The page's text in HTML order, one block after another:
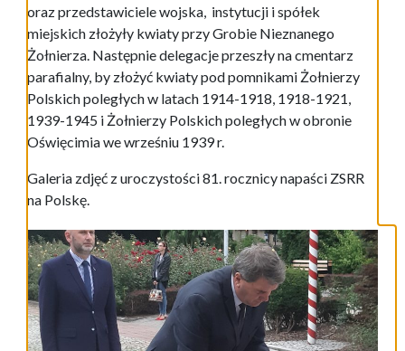
oraz przedstawiciele wojska, instytucji i spółek
miejskich złożyły kwiaty przy Grobie Nieznanego
Żołnierza. Następnie delegacje przeszły na cmentarz
parafialny, by złożyć kwiaty pod pomnikami Żołnierzy
Polskich poległych w latach 1914-1918, 1918-1921,
1939-1945 i Żołnierzy Polskich poległych w obronie
Oświęcimia we wrześniu 1939 r.
Galeria zdjęć z uroczystości 81. rocznicy napaści ZSRR
na Polskę.